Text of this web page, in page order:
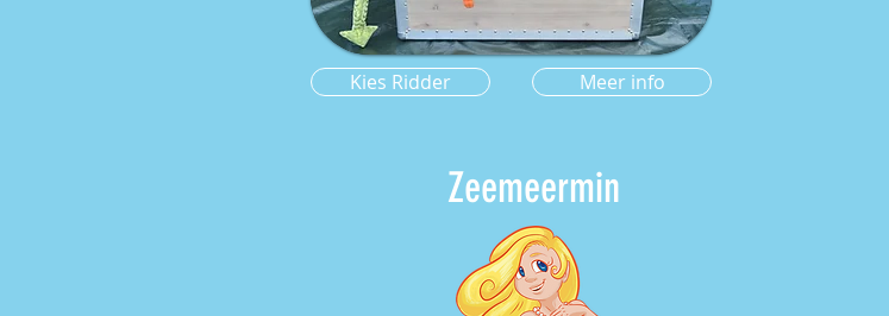
Kies Ridder Meer info
Zeemeermin